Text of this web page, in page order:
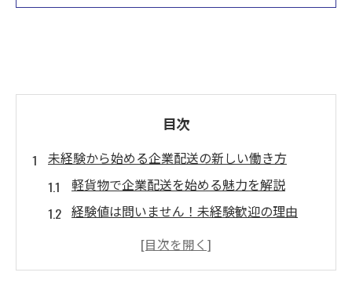
目次
未経験から始める企業配送の新しい働き方
軽貨物で企業配送を始める魅力を解説
経験値は問いません！未経験歓迎の理由
責任感で求められる企業配送ドライバー像